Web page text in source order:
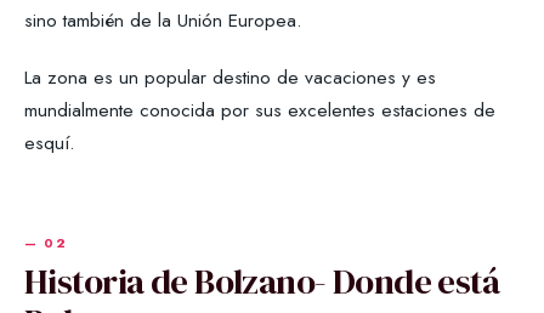
sino también de la Unión Europea.
La zona es un popular destino de vacaciones y es
mundialmente conocida por sus excelentes estaciones de
esquí.
Historia de Bolzano- Donde está